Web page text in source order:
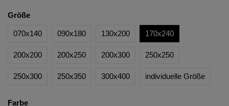
Größe
070x140 090x180 130x200 170x240
200x200 200x250 200x300 250x250
250x300 250x350 300x400 individuelle Größe
Farbe